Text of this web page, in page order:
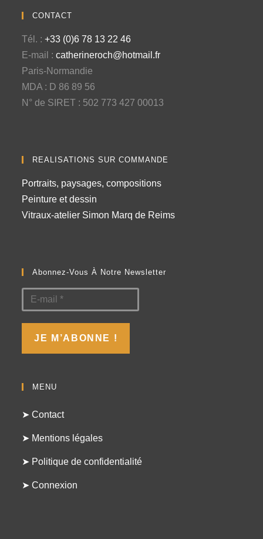
CONTACT
Tél. :+33 (0)6 78 13 22 46
E-mail :catherineroch@hotmail.fr
Paris-Normandie
MDA : D 86 89 56
N° de SIRET : 502 773 427 00013
REALISATIONS SUR COMMANDE
Portraits, paysages, compositions
Peinture et dessin
Vitraux-atelier Simon Marq de Reims
Abonnez-Vous À Notre Newsletter
MENU
➤ Contact
➤ Mentions légales
➤ Politique de confidentialité
➤ Connexion